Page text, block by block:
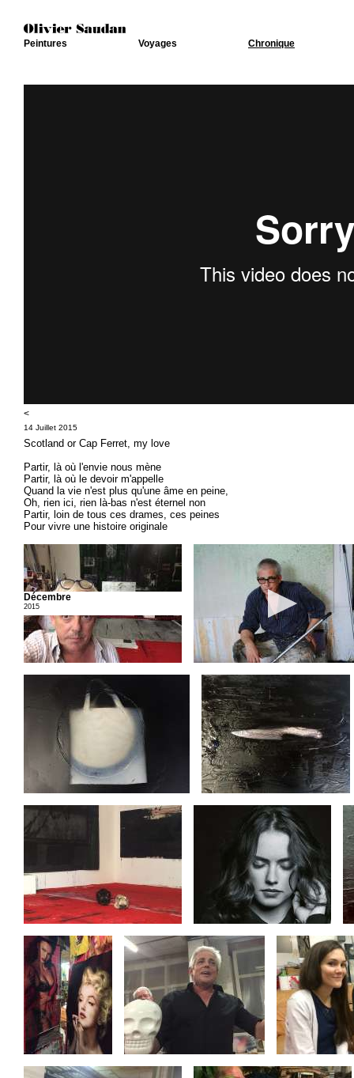
Peintures Voyages Chronique
<
14 Juillet 2015
Scotland or Cap Ferret, my love
Partir, là où l'envie nous mène
Partir, là où le devoir m'appelle
Quand la vie n'est plus qu'une âme en peine,
Oh, rien ici, rien là-bas n'est éternel non
Partir, loin de tous ces drames, ces peines
Pour vivre une histoire originale
Décembre
2015